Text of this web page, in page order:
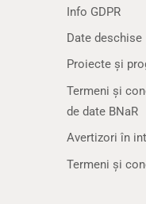
Info GDPR
Date deschise
Proiecte și
Termeni și
de date BNaR
Avertizori în
Termeni și